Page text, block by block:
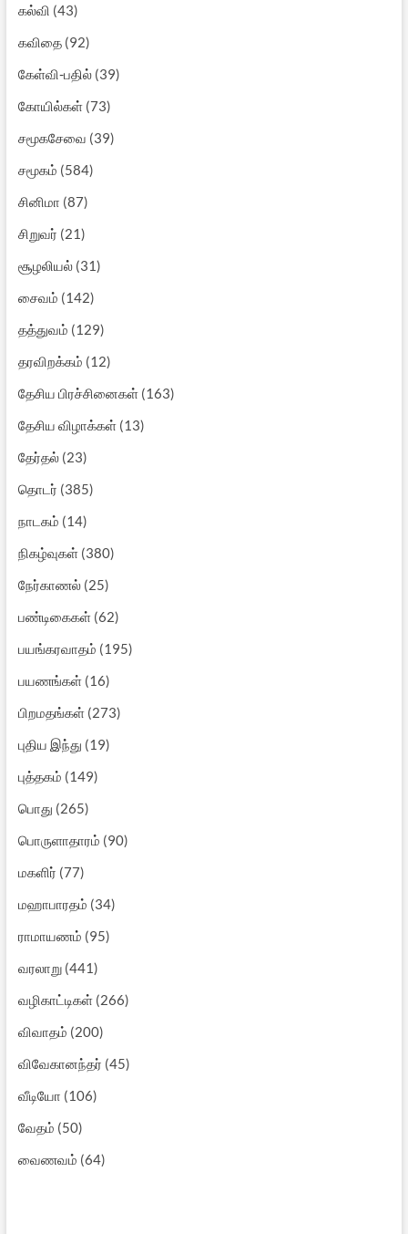
கல்வி (43)
கவிதை(92)
கேள்வி-பதில்(39)
கோயில்கள்(73)
சமூகசேவை (39)
சமூகம் (584)
சினிமா (87)
சிறுவர் (21)
சூழலியல்(31)
சைவம் (142)
தத்துவம் (129)
தரவிறக்கம் (12)
தேசிய பிரச்சினைகள்(163)
தேசிய விழாக்கள்(13)
தேர்தல்(23)
தொடர் (385)
நாடகம் (14)
நிகழ்வுகள்(380)
நேர்காணல்(25)
பண்டிகைகள்(62)
பயங்கரவாதம் (195)
பயணங்கள்(16)
பிறமதங்கள்(273)
புதிய இந்து (19)
புத்தகம் (149)
பொது (265)
பொருளாதாரம் (90)
மகளிர் (77)
மஹாபாரதம் (34)
ராமாயணம் (95)
வரலாறு(441)
வழிகாட்டிகள்(266)
விவாதம் (200)
விவேகானந்தர் (45)
வீடியோ (106)
வேதம் (50)
வைணவம் (64)